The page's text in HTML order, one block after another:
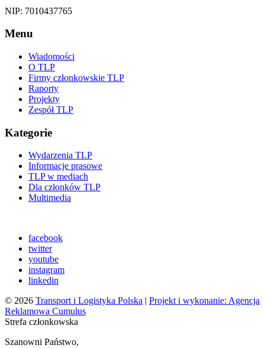
NIP: 7010437765
Menu
Wiadomości
O TLP
Firmy członkowskie TLP
Raporty
Projekty
Zespół TLP
Kategorie
Wydarzenia TLP
Informacje prasowe
TLP w mediach
Dla członków TLP
Multimedia
facebook
twitter
youtube
instagram
linkedin
© 2026 Transport i Logistyka Polska
Projekt i wykonanie: Agencja
Reklamowa Cumulus
Strefa członkowska
Szanowni Państwo,